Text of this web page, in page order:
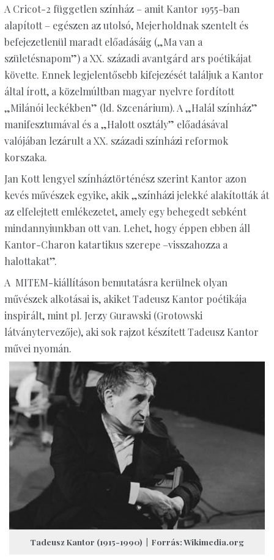
A Cricot-2 független színház – amit Kantor 1955-ban
alapított – egészen az utolsó, Mejerholdnak szentelt és
befejezetlenül maradt előadásáig („Ma van a
születésnapom”) a XX. századi avantgárd ars poétikájat
követte. Ennek legjelentősebb kifejezését találjuk a Kantor
által írott, a közelmúltban magyar nyelvre fordított
„Milánói leckékben” (ld. Szcenárium). A „Halál színház”
manifesztumával és a „Halott osztály” előadásával
valójában lezárult a XX. századi színházi reformok
korszaka.
Jan Kott lengyel színháztörténész szerint Kantor azon
kevés művészek egyike, akik „színházi jelekké alakították át
az elfelejtett emlékezetet, amely egy behegedt sebként
mindannyiunkban ott van. Lehet, hogy éppen ebben áll
Kantor-Charon katartikus szerepe –visszahozza a
halottakat”.
A MITEM-kiállításon bemutatásra kerülnek olyan
művészek alkotásai is, akiket Tadeusz Kantor poétikája
inspirált, mint pl. Jerzy Gurawski (Grotowski
látványtervezője), aki sok rajzot készített Tadeusz Kantor
művei nyomán.
Tadeusz Kantor (1915-1990) | Forrás: Wikimedia.org